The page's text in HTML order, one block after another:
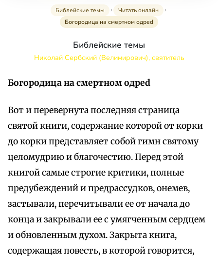
Библейские темы
Читать онлайн
Богородица на смертном одреd
Библейские темы
Николай Сербский (Велимирович), святитель
Богородица на смертном одреd
Вот и перевернута последняя страница
святой книги, содержание которой от корки
до корки представляет собой гимн святому
целомудрию и благочестию. Перед этой
книгой самые строгие критики, полные
предубеждений и предрассудков, онемев,
застывали, перечитывали ее от начала до
конца и закрывали ее с умягченным сердцем
и обновленным духом. Закрыта книга,
содержащая повесть, в которой говорится,